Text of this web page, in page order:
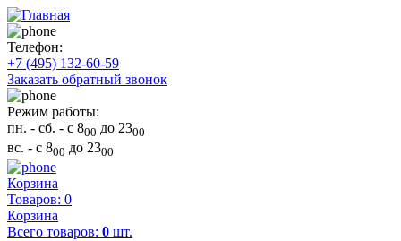
Телефон:
+7 (495) 132-60-59
Заказать обратный звонок
Режим работы:
пн. - сб. - с 800 до 2300
вс. - с 800 до 2300
Корзина
Товаров: 0
Корзина
Всего товаров: 0 шт.